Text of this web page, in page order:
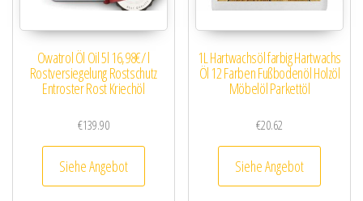
Owatrol Öl Oil 5l 16,98€/ l
Rostversiegelung Rostschutz
Entroster Rost Kriechöl
€139.90
Siehe Angebot
1L Hartwachsöl farbig Hartwachs
Öl 12 Farben Fußbodenöl Holzöl
Möbelöl Parkettöl
€20.62
Siehe Angebot